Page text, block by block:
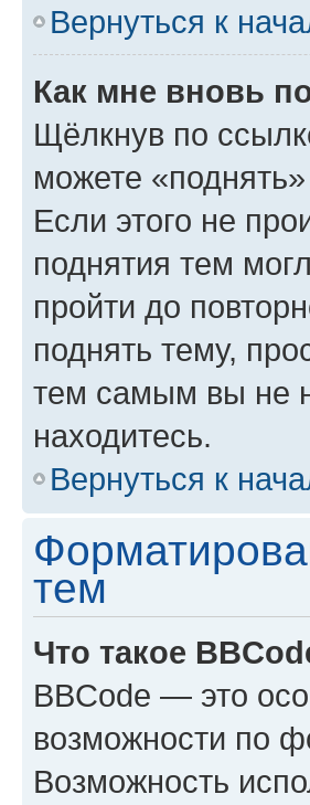
Вернуться к
Как мне вновь
Щёлкнув по
можете
Если этого не
поднятия тем
пройти до
поднять тему,
тем самым вы не
находитесь.
Вернуться к
тем
Что такое
BBCode — это
возможности по
Возможность